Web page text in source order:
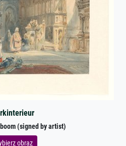
(signed by artist)
obraz